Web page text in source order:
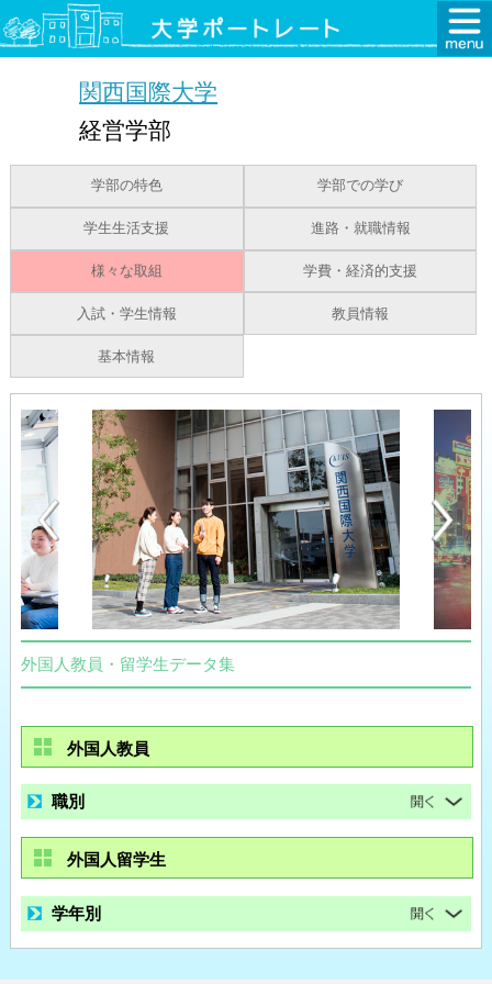
関西国際大学
経営学部
学部の特色 学部での学び
学生生活支援 進路・就職情報
様々な取組 学費・経済的支援
入試・学生情報 教員情報
基本情報
外国人教員・留学生データ集
外国人教員
職別
外国人留学生
学年別